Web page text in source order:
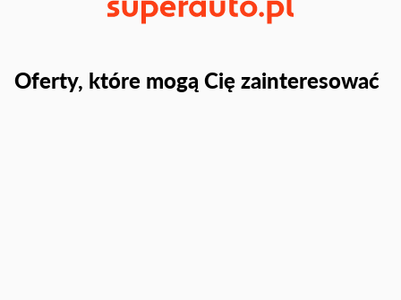
Oferty, które mogą Cię zainteresować